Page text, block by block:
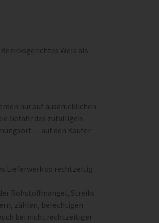
Wels als
nur auf ausdrücklichen
Gefahr des zufälligen
— auf den Käufer
Lieferwerk so rechtzeitig
Rohstoffmangel, Streiks
zählen, berechtigen
bei nicht rechtzeitiger